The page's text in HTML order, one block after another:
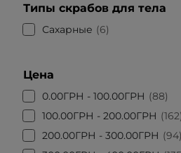
Типы скрабов для тела
Сахарные 6
Цена
0.00ГРН - 100.00ГРН
88
100.00ГРН - 200.00ГРН
162
200.00ГРН - 300.00ГРН
94